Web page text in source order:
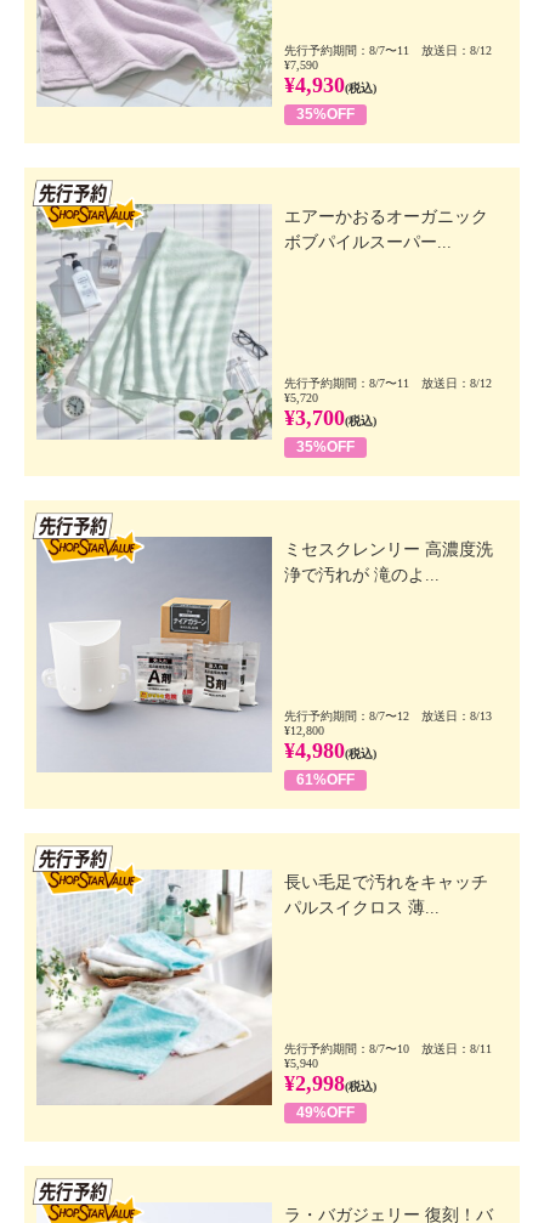
先行予約期間：8/7〜11 放送日：8/12
¥7,590
¥4,930(税込)
35%OFF
エアーかおるオーガニック
ボブパイルスーパー...
先行予約期間：8/7〜11 放送日：8/12
¥5,720
¥3,700(税込)
35%OFF
ミセスクレンリー 高濃度洗
浄で汚れが 滝のよ...
先行予約期間：8/7〜12 放送日：8/13
¥12,800
¥4,980(税込)
61%OFF
長い毛足で汚れをキャッチ
パルスイクロス 薄...
先行予約期間：8/7〜10 放送日：8/11
¥5,940
¥2,998(税込)
49%OFF
ラ・バガジェリー 復刻！バ